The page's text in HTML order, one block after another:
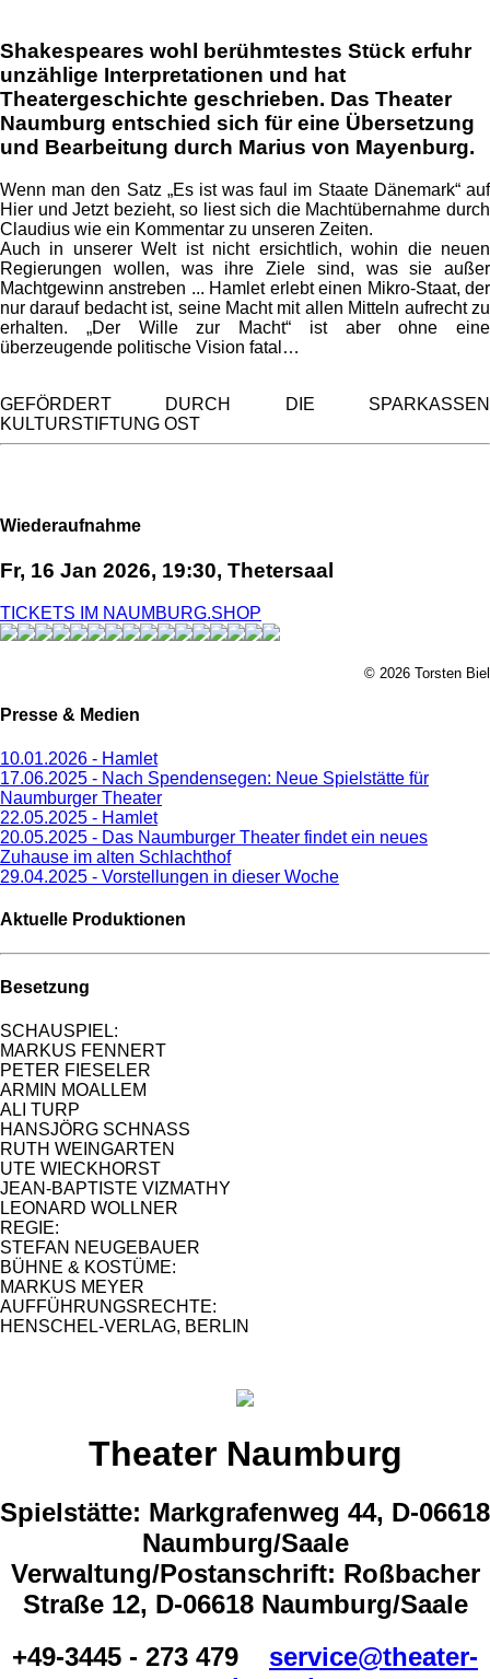
Shakespeares wohl berühmtestes Stück erfuhr
unzählige Interpretationen und hat
Theatergeschichte geschrieben. Das Theater
Naumburg entschied sich für eine Übersetzung
und Bearbeitung durch Marius von Mayenburg.
Wenn man den Satz „Es ist was faul im Staate Dänemark“ auf
Hier und Jetzt bezieht, so liest sich die Machtübernahme durch
Claudius wie ein Kommentar zu unseren Zeiten.
Auch in unserer Welt ist nicht ersichtlich, wohin die neuen
Regierungen wollen, was ihre Ziele sind, was sie außer
Machtgewinn anstreben ... Hamlet erlebt einen Mikro-Staat, der
nur darauf bedacht ist, seine Macht mit allen Mitteln aufrecht zu
erhalten. „Der Wille zur Macht“ ist aber ohne eine
überzeugende politische Vision fatal…
GEFÖRDERT DURCH DIE SPARKASSEN
KULTURSTIFTUNG OST
Wiederaufnahme
Fr, 16 Jan 2026, 19:30, Thetersaal
TICKETS IM NAUMBURG.SHOP
© 2026 Torsten Biel
Presse & Medien
10.01.2026 - Hamlet
17.06.2025 - Nach Spendensegen: Neue Spielstätte für
Naumburger Theater
22.05.2025 - Hamlet
20.05.2025 - Das Naumburger Theater findet ein neues
Zuhause im alten Schlachthof
29.04.2025 - Vorstellungen in dieser Woche
Aktuelle Produktionen
Besetzung
SCHAUSPIEL:
MARKUS FENNERT
PETER FIESELER
ARMIN MOALLEM
ALI TURP
HANSJÖRG SCHNASS
RUTH WEINGARTEN
UTE WIECKHORST
JEAN-BAPTISTE VIZMATHY
LEONARD WOLLNER
REGIE:
STEFAN NEUGEBAUER
BÜHNE & KOSTÜME:
MARKUS MEYER
AUFFÜHRUNGSRECHTE:
HENSCHEL-VERLAG, BERLIN
Theater Naumburg
Spielstätte: Markgrafenweg 44, D-06618
Naumburg/Saale
Verwaltung/Postanschrift: Roßbacher
Straße 12, D-06618 Naumburg/Saale
+49-3445 - 273 479
service@theater-